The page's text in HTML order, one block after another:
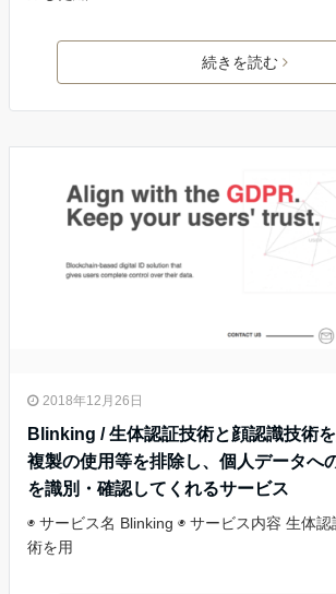
続きを読む
2018年12月26日
Blinking / 生体認証技術と顔認識技術
複製の使用等を排除し、個人データへ
を識別・確認してくれるサービス
◉ サービス名 Blinking ◉ サービス内容 生体
術を用